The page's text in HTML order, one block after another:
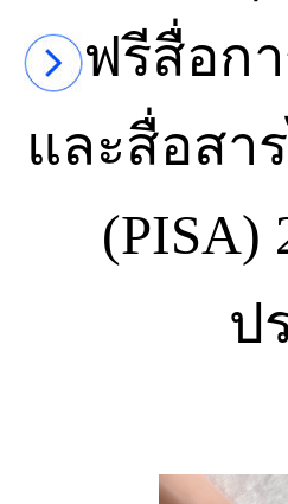
ฟรีสื่อก
และสื่อสา
ป